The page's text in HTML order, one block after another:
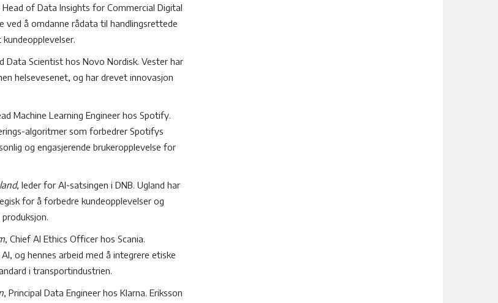
Head of Data Insights for Commercial Digital
ved å omdanne rådata til handlingsrettede
Data Scientist hos Novo Nordisk. Vester har
helsevesenet, og har drevet innovasjon
Machine Learning Engineer hos Spotify.
algoritmer som forbedrer Spotifys
og engasjerende brukeropplevelse for
, leder for AI-satsingen i DNB. Ugland har
for å forbedre kundeopplevelser og
, Chief AI Ethics Officer hos Scania.
og hennes arbeid med å integrere etiske
i transportindustrien.
, Principal Data Engineer hos Klarna. Eriksson